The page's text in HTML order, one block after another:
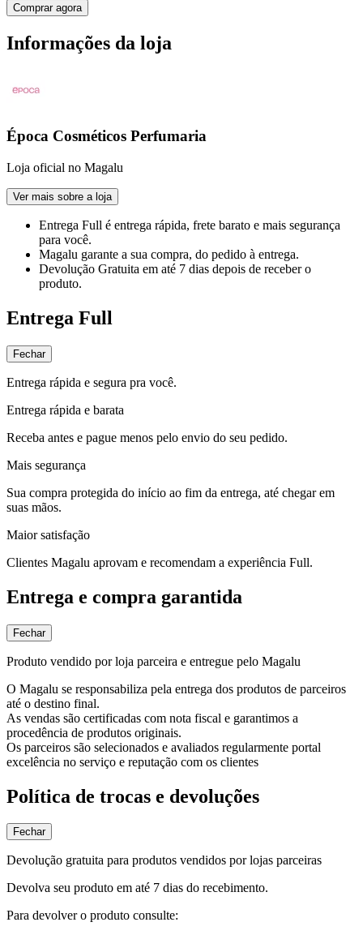
Comprar agora
Informações da loja
Época Cosméticos Perfumaria
Loja oficial no Magalu
Ver mais sobre a loja
Entrega Full é entrega rápida, frete barato e mais segurança
para você.
Magalu garante a sua compra, do pedido à entrega.
Devolução Gratuita em até 7 dias depois de receber o
produto.
Entrega Full
Fechar
Entrega rápida e segura pra você.
Entrega rápida e barata
Receba antes e pague menos pelo envio do seu pedido.
Mais segurança
Sua compra protegida do início ao fim da entrega, até chegar em
suas mãos.
Maior satisfação
Clientes Magalu aprovam e recomendam a experiência Full.
Entrega e compra garantida
Fechar
Produto vendido por loja parceira e entregue pelo Magalu
O Magalu se responsabiliza pela entrega dos produtos de parceiros
até o destino final.
As vendas são certificadas com nota fiscal e garantimos a
procedência de produtos originais.
Os parceiros são selecionados e avaliados regularmente portal
excelência no serviço e reputação com os clientes
Política de trocas e devoluções
Fechar
Devolução gratuita para produtos vendidos por lojas parceiras
Devolva seu produto em até 7 dias do recebimento.
Para devolver o produto consulte: